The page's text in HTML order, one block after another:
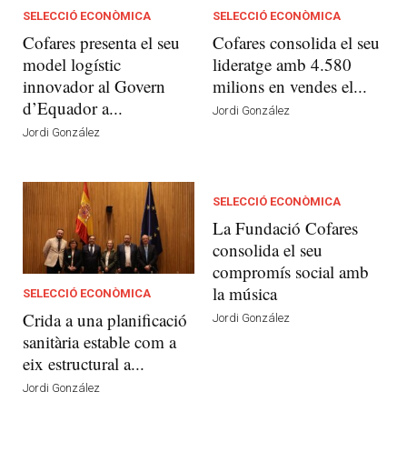
SELECCIÓ ECONÒMICA
Cofares presenta el seu
model logístic
innovador al Govern
d’Equador a...
Jordi González
SELECCIÓ ECONÒMICA
Cofares consolida el seu
lideratge amb 4.580
milions en vendes el...
Jordi González
SELECCIÓ ECONÒMICA
Crida a una planificació
sanitària estable com a
eix estructural a...
Jordi González
SELECCIÓ ECONÒMICA
La Fundació Cofares
consolida el seu
compromís social amb
la música
Jordi González